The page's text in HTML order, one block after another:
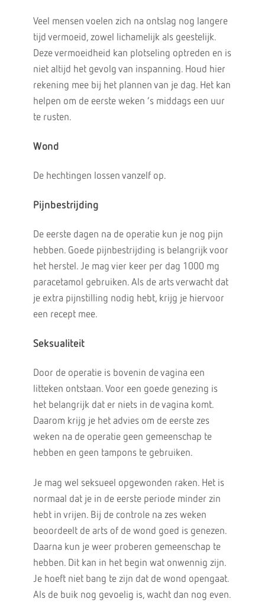
Veel mensen voelen zich na ontslag nog langere
tijd vermoeid, zowel lichamelijk als geestelijk.
Deze vermoeidheid kan plotseling optreden en is
niet altijd het gevolg van inspanning. Houd hier
rekening mee bij het plannen van je dag. Het kan
helpen om de eerste weken ’s middags een uur
te rusten.
Wond
De hechtingen lossen vanzelf op.
Pijnbestrijding
De eerste dagen na de operatie kun je nog pijn
hebben. Goede pijnbestrijding is belangrijk voor
het herstel. Je mag vier keer per dag 1000 mg
paracetamol gebruiken. Als de arts verwacht dat
je extra pijnstilling nodig hebt, krijg je hiervoor
een recept mee.
Seksualiteit
Door de operatie is bovenin de vagina een
litteken ontstaan. Voor een goede genezing is
het belangrijk dat er niets in de vagina komt.
Daarom krijg je het advies om de eerste zes
weken na de operatie geen gemeenschap te
hebben en geen tampons te gebruiken.
Je mag wel seksueel opgewonden raken. Het is
normaal dat je in de eerste periode minder zin
hebt in vrijen. Bij de controle na zes weken
beoordeelt de arts of de wond goed is genezen.
Daarna kun je weer proberen gemeenschap te
hebben. Dit kan in het begin wat onwennig zijn.
Je hoeft niet bang te zijn dat de wond opengaat.
Als de buik nog gevoelig is, wacht dan nog even.